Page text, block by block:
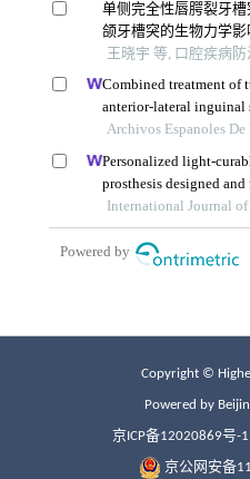
Copyright ©
Powered by
京ICP备12020869号-1
京公网安备